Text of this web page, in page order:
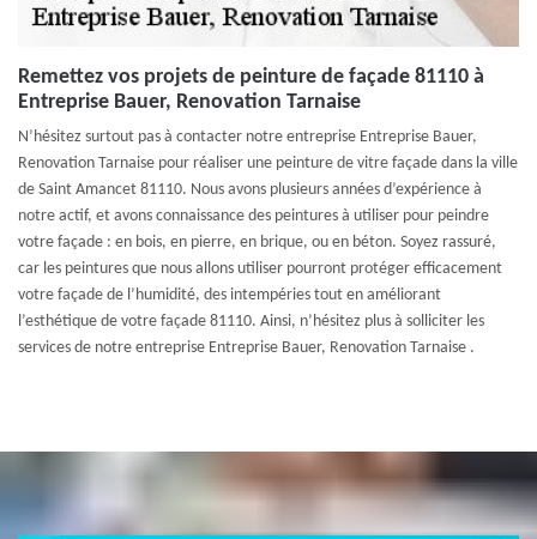
Remettez vos projets de peinture de façade 81110 à
Entreprise Bauer, Renovation Tarnaise
N’hésitez surtout pas à contacter notre entreprise Entreprise Bauer,
Renovation Tarnaise pour réaliser une peinture de vitre façade dans la ville
de Saint Amancet 81110. Nous avons plusieurs années d’expérience à
notre actif, et avons connaissance des peintures à utiliser pour peindre
votre façade : en bois, en pierre, en brique, ou en béton. Soyez rassuré,
car les peintures que nous allons utiliser pourront protéger efficacement
votre façade de l’humidité, des intempéries tout en améliorant
l’esthétique de votre façade 81110. Ainsi, n’hésitez plus à solliciter les
services de notre entreprise Entreprise Bauer, Renovation Tarnaise .